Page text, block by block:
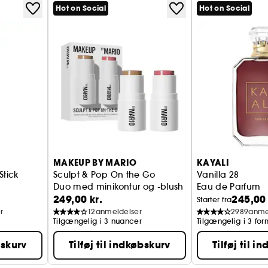
presset format! Denne ultrafine,
sig uden at bygge op, så man får en mat
for at lægge eller opfriske din makeup på et
HUDA BEAUTY Easy Bake
rette op, uanset hvor du er!
lys til medium
kolde undertoner
nuancer
Hot on Social
MAKEUP BY MARIO
Sculpt & Pop On the Go
Duo med minikontur og -blush
249,00 kr.
12anmeldelser
Tilgængelig i 3 nuancer
Tilføj til indkøbskurv
Hot on Social
KAYALI
Vanilla 28
Eau de Parfum
Starter fra
2989
Tilgængelig i 3
Tilføj til